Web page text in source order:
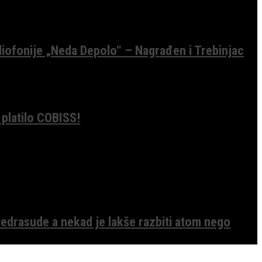
„Neda Depolo“ – Nagrađen i Trebinjac
COBISS!
a nekad je lakše razbiti atom nego